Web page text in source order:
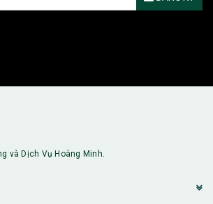
và Dịch Vụ Hoàng Minh.